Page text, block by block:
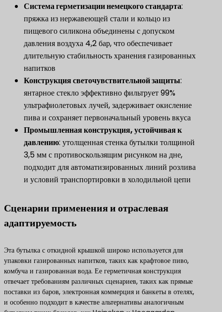
Система герметизации немецкого стандарта:
пряжка из нержавеющей стали и кольцо из
пищевого силикона объединены с допуском
давления воздуха 4,2 бар, что обеспечивает
длительную стабильность хранения газированных
напитков
Конструкция светочувствительной защиты:
янтарное стекло эффективно фильтрует 99%
ультрафиолетовых лучей, задерживает окисление
пива и сохраняет первоначальный уровень вкуса
Промышленная конструкция, устойчивая к
давлению: утолщенная стенка бутылки толщиной
3,5 мм с противоскользящим рисунком на дне,
подходит для автоматизированных линий розлива
и условий транспортировки в холодильной цепи
Сценарии применения и отраслевая
адаптируемость
Эта бутылка с откидной крышкой широко используется для
упаковки газированных напитков, таких как крафтовое пиво,
комбуча и газированная вода. Ее герметичная конструкция
отвечает требованиям различных сценариев, таких как прямые
поставки из баров, электронная коммерция и банкеты в отелях,
и особенно подходит в качестве альтернативы аналогичным